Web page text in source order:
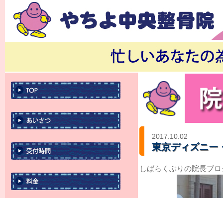
2017.10.02
東京ディズニー
しばらくぶりの院長ブ